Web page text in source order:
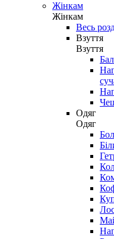
Жінкам
Жінкам
Весь
Взуття
Взуття
Одяг
Одяг